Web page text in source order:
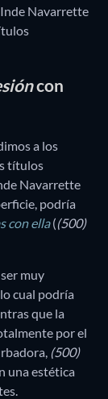
Navarrette
con
a los
títulos
Navarrette
podría
con ella((500)
muy
cual podría
que la
por el
(500)
una estética